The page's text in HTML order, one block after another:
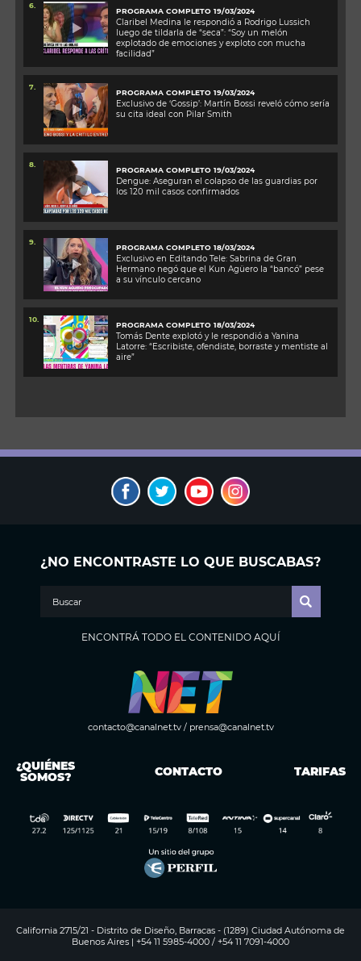
6.
PROGRAMA COMPLETO 19/03/2024
Claribel Medina le respondió a Rodrigo Lussich
luego de tildarla de “seca”: “Soy un melón
explotado de emociones y exploto con mucha
facilidad”
7.
PROGRAMA COMPLETO 19/03/2024
Exclusivo de ‘Gossip’: Martín Bossi reveló cómo sería
su cita ideal con Pilar Smith
8.
PROGRAMA COMPLETO 19/03/2024
Dengue: Aseguran el colapso de las guardias por
los 120 mil casos confirmados
9.
PROGRAMA COMPLETO 18/03/2024
Exclusivo en Editando Tele: Sabrina de Gran
Hermano negó que el Kun Agüero la “bancó” pese
a su vínculo cercano
10.
PROGRAMA COMPLETO 18/03/2024
Tomás Dente explotó y le respondió a Yanina
Latorre: “Escribiste, ofendiste, borraste y mentiste al
aire”
¿NO ENCONTRASTE LO QUE BUSCABAS?
ENCONTRÁ TODO EL CONTENIDO AQUÍ
contacto@canalnet.tv/ prensa@canalnet.tv
¿QUIÉNES
SOMOS? CONTACTO TARIFAS
California 2715/21 - Distrito de Diseño, Barracas - (1289) Ciudad Autónoma de
Buenos Aires | +54 11 5985-4000 / +54 11 7091-4000